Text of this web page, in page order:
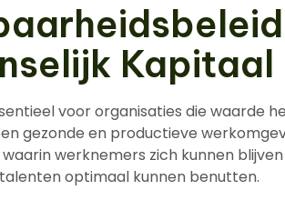
Kapitaal
voor organisaties die waarde
gezonde en productieve
werknemers zich kunnen blijven
optimaal kunnen benutten.